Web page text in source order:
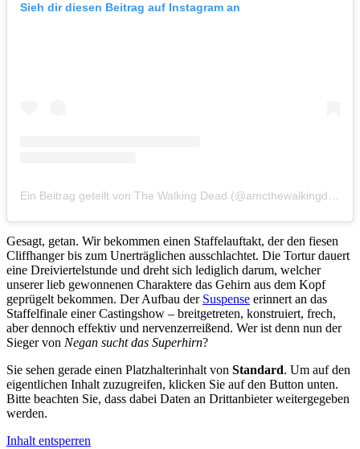
Sieh dir diesen Beitrag auf Instagram an
Gesagt, getan. Wir bekommen einen Staffelauftakt, der den fiesen
Cliffhanger bis zum Unerträglichen ausschlachtet. Die Tortur dauert
eine Dreiviertelstunde und dreht sich lediglich darum, welcher
unserer lieb gewonnenen Charaktere das Gehirn aus dem Kopf
geprügelt bekommen. Der Aufbau der Suspense erinnert an das
Staffelfinale einer Castingshow – breitgetreten, konstruiert, frech,
aber dennoch effektiv und nervenzerreißend. Wer ist denn nun der
Sieger von Negan sucht das Superhirn?
Sie sehen gerade einen Platzhalterinhalt von Standard. Um auf den
eigentlichen Inhalt zuzugreifen, klicken Sie auf den Button unten.
Bitte beachten Sie, dass dabei Daten an Drittanbieter weitergegeben
werden.
Inhalt entsperren